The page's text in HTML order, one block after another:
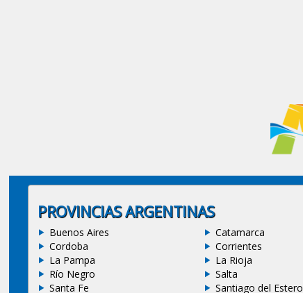
PROVINCIAS ARGENTINAS
Buenos Aires Catamarca
Cordoba
Corrientes
La Pampa
La Rioja
Río Negro
Salta
Santa Fe
Santiago del Estero